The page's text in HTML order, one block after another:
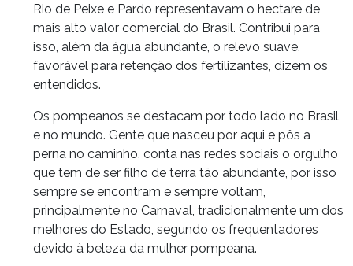
Rio de Peixe e Pardo representavam o hectare de
mais alto valor comercial do Brasil. Contribui para
isso, além da água abundante, o relevo suave,
favorável para retenção dos fertilizantes, dizem os
entendidos.
Os pompeanos se destacam por todo lado no Brasil
e no mundo. Gente que nasceu por aqui e pôs a
perna no caminho, conta nas redes sociais o orgulho
que tem de ser filho de terra tão abundante, por isso
sempre se encontram e sempre voltam,
principalmente no Carnaval, tradicionalmente um dos
melhores do Estado, segundo os frequentadores
devido à beleza da mulher pompeana.